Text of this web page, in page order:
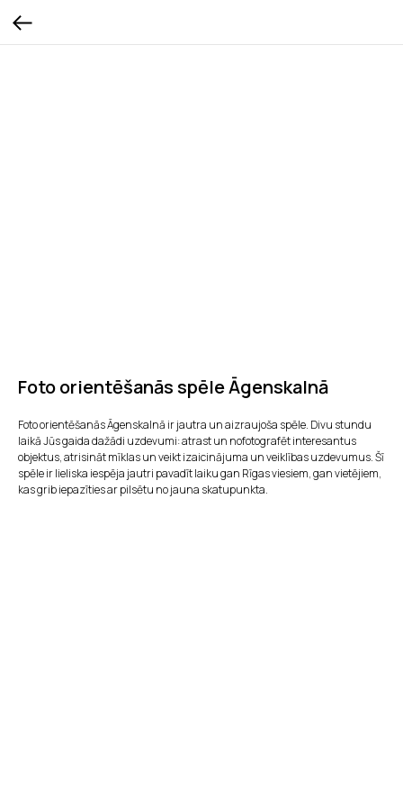
Foto orientēšanās spēle Āgenskalnā
Foto orientēšanās Āgenskalnā ir jautra un aizraujoša spēle. Divu stundu
laikā Jūs gaida dažādi uzdevumi: atrast un nofotografēt interesantus
objektus, atrisināt mīklas un veikt izaicinājuma un veiklības uzdevumus. Šī
spēle ir lieliska iespēja jautri pavadīt laiku gan Rīgas viesiem, gan vietējiem,
kas grib iepazīties ar pilsētu no jauna skatupunkta.